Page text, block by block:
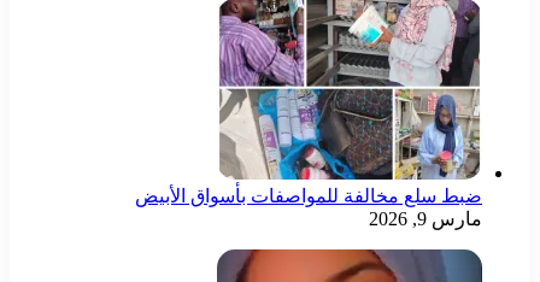
ضبط سلع مخالفة للمواصفات بأسواق الأبيض
مارس 9, 2026